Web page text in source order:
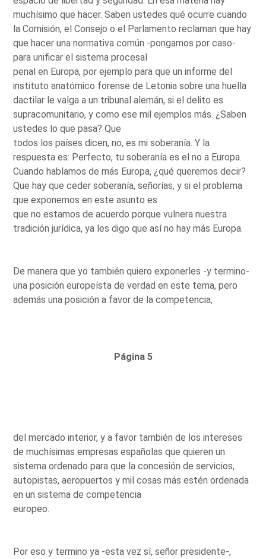
muchísimo que hacer. Saben ustedes qué ocurre cuando
la Comisión, el Consejo o el Parlamento reclaman que hay
que hacer una normativa común -pongamos por caso-
para unificar el sistema procesal
penal en Europa, por ejemplo para que un informe del
instituto anatómico forense de Letonia sobre una huella
dactilar le valga a un tribunal alemán, si el delito es
supracomunitario, y como ese mil ejemplos más. ¿Saben
ustedes lo que pasa? Que
todos los países dicen, no, es mi soberanía. Y la
respuesta es: Perfecto, tu soberanía es el no a Europa.
Cuando hablamos de más Europa, ¿qué queremos decir?
Que hay que ceder soberanía, señorías, y si el problema
que exponemos en este asunto es
que no estamos de acuerdo porque vulnera nuestra
tradición jurídica, ya les digo que así no hay más Europa.
De manera que yo también quiero exponerles -y termino-
una posición europeísta de verdad en este tema, pero
además una posición a favor de la competencia,
Página 5
del mercado interior, y a favor también de los intereses
de muchísimas empresas españolas que quieren un
sistema ordenado para que la concesión de servicios,
autopistas, aeropuertos y mil cosas más estén ordenada
en un sistema de competencia
europeo.
Por eso y termino ya -esta vez sí, señor presidente-,